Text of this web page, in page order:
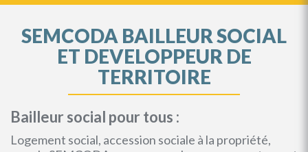
SEMCODA BAILLEUR SOCIAL
ET DEVELOPPEUR DE
TERRITOIRE
Bailleur social pour tous :
Logement social, accession sociale à la propriété,